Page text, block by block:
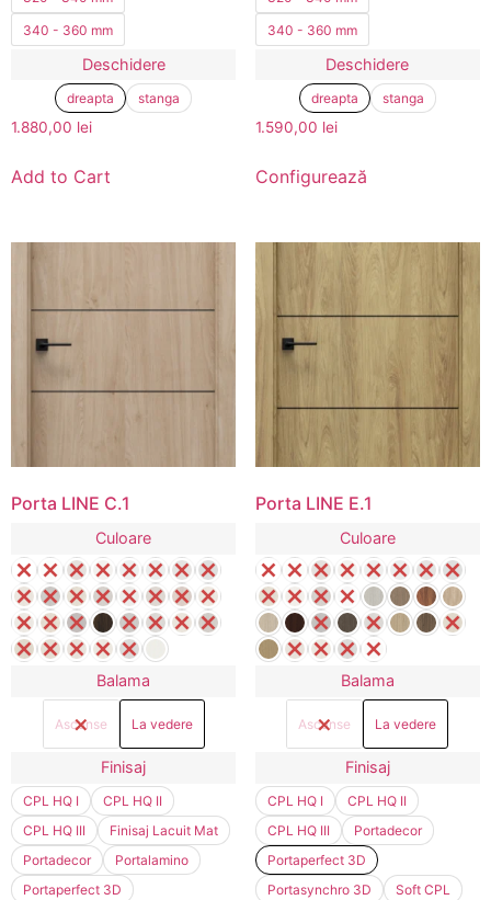
340 - 360 mm
Deschidere
dreapta stanga
1.880,00 lei
Add to Cart
340 - 360 mm
Deschidere
dreapta stanga
1.590,00 lei
Configurează
Porta LINE C.1
Culoare
Balama
Ascunse La vedere
Finisaj
CPL HQ I
CPL HQ II
CPL HQ III
Finisaj Lacuit Mat
Portadecor
Portalamino
Portaperfect 3D
Porta LINE E.1
Culoare
Balama
Ascunse La vedere
Finisaj
CPL HQ I
CPL HQ II
CPL HQ III
Portadecor
Portaperfect 3D
Portasynchro 3D
Soft CPL